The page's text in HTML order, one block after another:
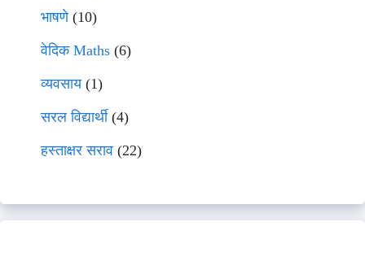
भाषणे(10)
वेदिक Maths (6)
व्यवसाय(1)
सरल विद्यार्थी(4)
हस्ताक्षर सराव (22)